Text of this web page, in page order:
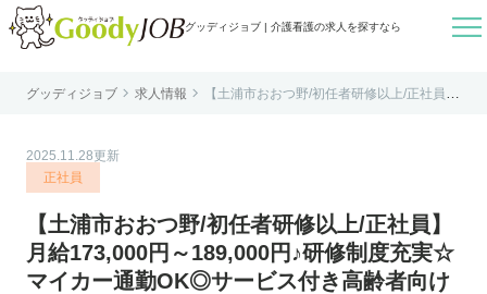
グッディジョブ | 介護看護の求人を探すなら 
はじめての方へ
個人情報保護方針
利用規約
グッディジョブ  求人情報 
【土浦市おおつ野/初任者研修以上/正社員】
2025.11.28更新
正社員
【土浦市おおつ野/初任者研修以上/正社員】
月給173,000円～189,000円♪研修制度充実☆
マイカー通勤OK◎サービス付き高齢者向け